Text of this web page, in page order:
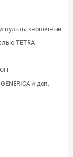
пульты кнопочные
TETRA
и доп.